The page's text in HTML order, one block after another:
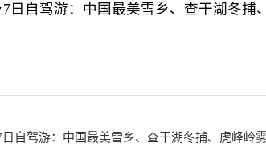
日自驾游：中国最美雪乡、查干湖冬捕
自驾游：中国最美雪乡、查干湖冬捕、虎峰岭